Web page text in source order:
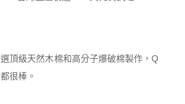
頂級天然木棉和高分子爆破棉製作，Q
很棒。